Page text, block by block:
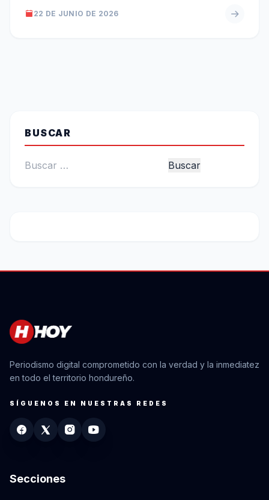
22 DE JUNIO DE 2026
BUSCAR
Buscar:
Periodismo digital comprometido con la verdad y la inmediatez
en todo el territorio hondureño.
SÍGUENOS EN NUESTRAS REDES
Secciones